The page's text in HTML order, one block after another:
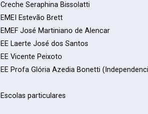
Creche Seraphina Bissolatti
EMEI Estevão Brett
EMEF José Martiniano de Alencar
EE Laerte José dos Santos
EE Vicente Peixoto
EE Profa Glória Azedia Bonetti
Escolas particulares